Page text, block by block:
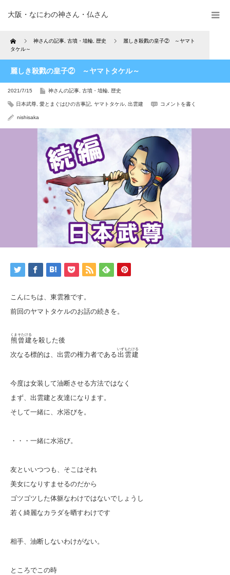
大阪・なにわの神さん・仏さん
Home 神さんの記事 古墳・埴輪 歴史
麗しき殺戮の皇子② ～ヤマト
タケル～
麗しき殺戮の皇子② ～ヤマトタケル～
2021/7/15 神さんの記事 古墳・埴輪 歴史
日本武尊 愛とまぐはひの古事記 ヤマトタケル 出雲建 コメントを書く
nishisaka
こんにちは、東雲雅です。
前回のヤマトタケルのお話の続きを。
熊曾建
くまそたける
を殺した後
次なる標的は、出雲の権力者である出雲建
いずもたける
今度は女装して油断させる方法ではなく
まず、出雲建と友達になります。
そして一緒に、水浴びを。
・・・一緒に水浴び。
友といいつつも、そこはそれ
美女になりすませるのだから
ゴツゴツした体躯なわけではないでしょうし
若く綺麗なカラダを晒すわけです
相手、油断しないわけがない。
ところでこの時